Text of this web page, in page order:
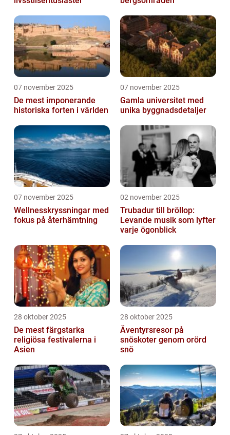
07 november 2025
De mest imponerande
historiska forten i världen
07 november 2025
Gamla universitet med
unika byggnadsdetaljer
07 november 2025
Wellnesskryssningar med
fokus på återhämtning
02 november 2025
Trubadur till bröllop:
Levande musik som lyfter
varje ögonblick
28 oktober 2025
De mest färgstarka
religiösa festivalerna i
Asien
28 oktober 2025
Äventyrsresor på
snöskoter genom orörd
snö